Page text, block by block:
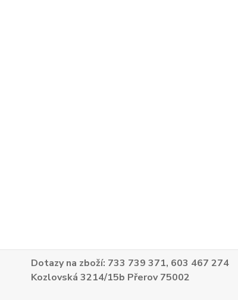
Dotazy na zboží: 733 739 371, 603 467 274
Kozlovská 3214/15b Přerov 75002